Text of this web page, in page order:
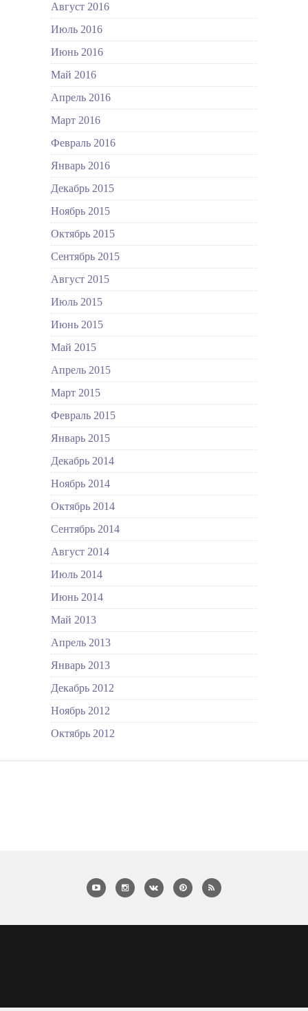
Август 2016
Июль 2016
Июнь 2016
Май 2016
Апрель 2016
Март 2016
Февраль 2016
Январь 2016
Декабрь 2015
Ноябрь 2015
Октябрь 2015
Сентябрь 2015
Август 2015
Июль 2015
Июнь 2015
Май 2015
Апрель 2015
Март 2015
Февраль 2015
Январь 2015
Декабрь 2014
Ноябрь 2014
Октябрь 2014
Сентябрь 2014
Август 2014
Июль 2014
Июнь 2014
Май 2013
Апрель 2013
Январь 2013
Декабрь 2012
Ноябрь 2012
Октябрь 2012